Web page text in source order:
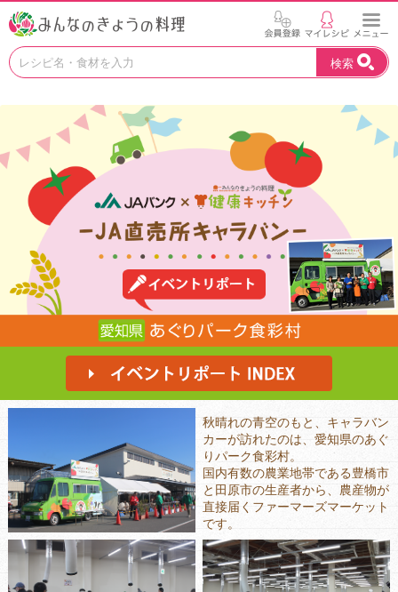
い
シ
。
H
K
ュ
ケ
シ
ョ
ル
「
み
ん
の
料
理
」
検索
秋晴れの青空のもと、キャラバン
カーが訪れたのは、愛知県のあぐ
りパーク食彩村。
国内有数の農業地帯である豊橋市
と田原市の生産者から、農産物が
直接届くファーマーズマーケット
です。